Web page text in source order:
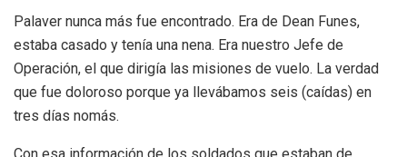
Palaver nunca más fue encontrado. Era de Dean Funes,
estaba casado y tenía una nena. Era nuestro Jefe de
Operación, el que dirigía las misiones de vuelo. La verdad
que fue doloroso porque ya llevábamos seis (caídas) en
tres días nomás.
Con esa información de los soldados que estaban de